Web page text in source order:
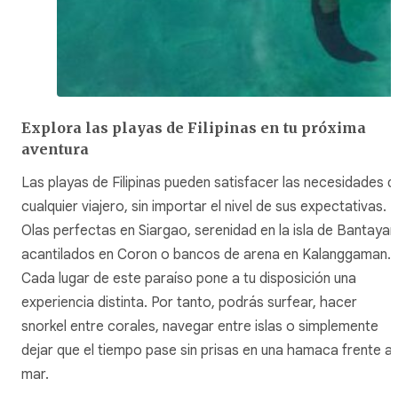
Explora las playas de Filipinas en tu próxima
aventura
Las playas de Filipinas pueden satisfacer las necesidades
cualquier viajero, sin importar el nivel de sus expectativas.
Olas perfectas en Siargao, serenidad en la isla de
acantilados en Coron o bancos de arena en Kalanggaman.
Cada lugar de este paraíso pone a tu disposición una
experiencia distinta. Por tanto, podrás surfear, hacer
snorkel entre corales, navegar entre islas o simplemente
dejar que el tiempo pase sin prisas en una hamaca frente al
mar.